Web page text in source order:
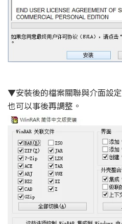
▼安裝後的檔案關聯與介面設
也可以事後再調整。